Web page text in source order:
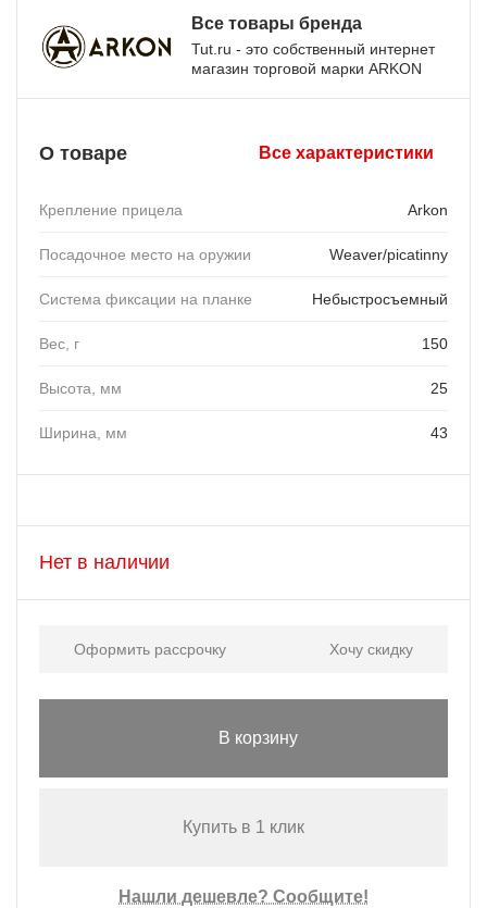
Все товары бренда
Tut.ru - это собственный интернет
магазин торговой марки ARKON
О товаре Все характеристики
Крепление прицела Arkon
Посадочное место на оружии Weaver/picatinny
Система фиксации на планке Небыстросъемный
Вес, г 150
Высота, мм 25
Ширина, мм 43
Нет в наличии
Оформить рассрочку Хочу скидку
В корзину
Купить в 1 клик
Нашли дешевле? Сообщите!